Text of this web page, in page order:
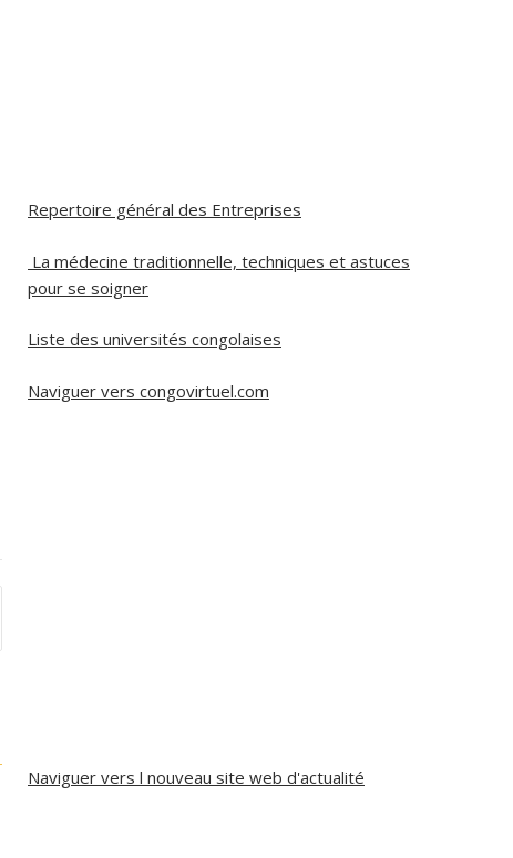
Repertoire général des Entreprises
La médecine traditionnelle, techniques et astuces
pour se soigner
Liste des universités congolaises
Naviguer vers congovirtuel.com
Naviguer vers l nouveau site web d'actualité